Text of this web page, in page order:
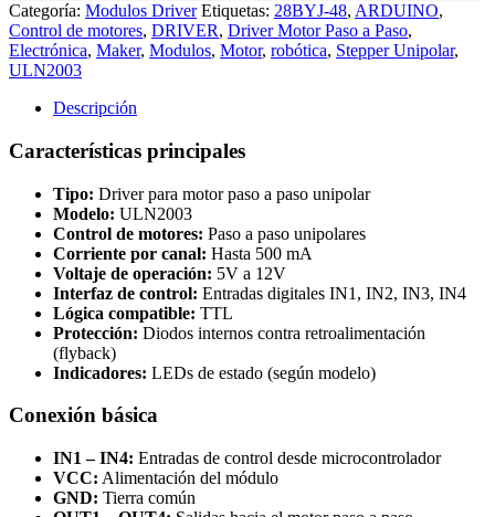
Categoría: Modulos Driver Etiquetas: 28BYJ-48, ARDUINO,
Control de motores, DRIVER, Driver Motor Paso a Paso,
Electrónica, Maker, Modulos, Motor, robótica, Stepper Unipolar,
ULN2003
Descripción
Características principales
Tipo: Driver para motor paso a paso unipolar
Modelo: ULN2003
Control de motores: Paso a paso unipolares
Corriente por canal: Hasta 500 mA
Voltaje de operación: 5V a 12V
Interfaz de control: Entradas digitales IN1, IN2, IN3, IN4
Lógica compatible: TTL
Protección: Diodos internos contra retroalimentación
(flyback)
Indicadores: LEDs de estado (según modelo)
Conexión básica
IN1 – IN4: Entradas de control desde microcontrolador
VCC: Alimentación del módulo
GND: Tierra común